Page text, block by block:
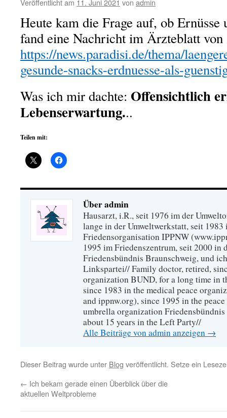
Veröffentlicht am 11. Juni 2021 von admin
Heute kam die Frage auf, ob Ernüsse
fand eine Nachricht im Ärzteblatt von
https://news.paradisi.de/thema/
gesunde-snacks-erdnuesse-als-
Was ich mir dachte: Offensichtlich
Lebenserwartung...
Teilen mit:
Über admin
Hausarzt, i.R., seit 1976 im der
lange in der Umweltwerkstatt, seit
Friedensorganisation IPPNW
1995 im Friedenszentrum, seit 2000 in
Friedensbündnis Braunschweig, und
Linkspartei// Family doctor, retired,
organization BUND, for a long time in
since 1983 in the medical peace
and ippnw.org), since 1995 in the
umbrella organization
about 15 years in the Left Party//
Alle Beiträge von admin anzeigen →
Dieser Beitrag wurde unter Blog veröffentlicht. Setze ein
← Ich bekam gerade einen Überblick über die
aktuellen Weltprobleme